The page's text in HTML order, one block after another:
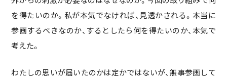
を得たいのか。私が本気でなければ、見透かされる。本当に
参画するべきなのか、するとしたら何を得たいのか、本気で
考えた。
わたしの思いが届いたのかは定かではないが、無事参画して